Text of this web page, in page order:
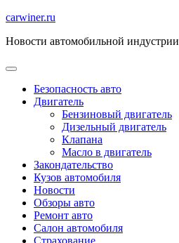
Перейти
содержимому
carwiner.ru
Новости автомобильной индустрии
Безопасность авто
Двигатель
Бензиновый двигатель
Дизельный двигатель
Клапана
Масло в двигатель
Закондательство
Кузов автомобиля
Новости
Обзоры авто
Ремонт авто
Салон автомобиля
Страхование